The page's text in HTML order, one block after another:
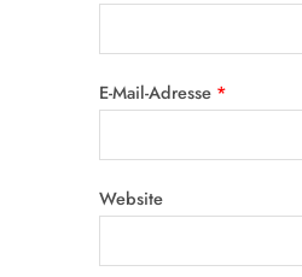
E-Mail-Adresse *
Website